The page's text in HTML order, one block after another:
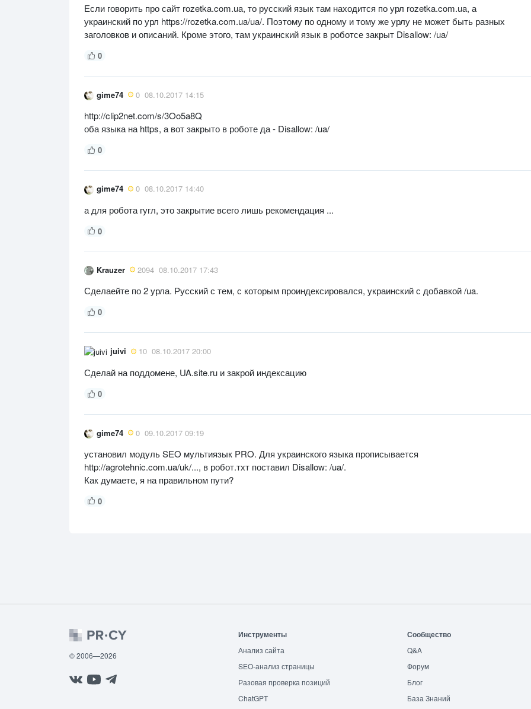
Если говорить про сайт rozetka.com.ua, то русский язык там находится по урл rozetka.com.ua, а
украинский по урл https://rozetka.com.ua/ua/. Поэтому по одному и тому же урлу не может быть разных
заголовков и описаний. Кроме этого, там украинский язык в роботсе закрыт Disallow: /ua/
0
gime74 0 08.10.2017 14:15
http://clip2net.com/s/3Oo5a8Q
оба языка на https, а вот закрыто в роботе да - Disallow: /ua/
0
gime74 0 08.10.2017 14:40
а для робота гугл, это закрытие всего лишь рекомендация ...
0
Krauzer 2094 08.10.2017 17:43
Сделаейте по 2 урла. Русский с тем, с которым проиндексировался, украинский с добавкой /ua.
0
juivi 10 08.10.2017 20:00
Сделай на поддомене, UA.site.ru и закрой индексацию
0
gime74 0 09.10.2017 09:19
установил модуль SEO мультиязык PRO. Для украинского языка прописывается
http://agrotehnic.com.ua/uk/..., в робот.тхт поставил Disallow: /ua/.
Как думаете, я на правильном пути?
0
© 2006—2026
Инструменты
Анализ сайта
SEO-анализ страницы
Разовая проверка позиций
ChatGPT
Сообщество
Q&A
Форум
Блог
База Знаний